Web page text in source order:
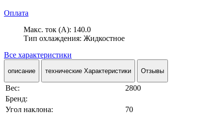
Оплата
Макс. ток (А): 140.0
Тип охлаждения: Жидкостное
Все характеристики
описание технические Характеристики Отзывы
Вес:
2800
Бренд:
Угол наклона:
70